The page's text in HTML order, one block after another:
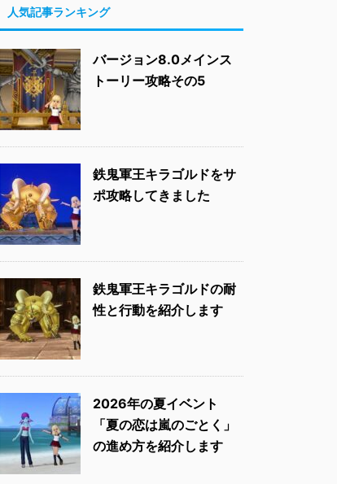
人気記事ランキング
バージョン8.0メインス
トーリー攻略その5
鉄鬼軍王キラゴルドをサ
ポ攻略してきました
鉄鬼軍王キラゴルドの耐
性と行動を紹介します
2026年の夏イベント
「夏の恋は嵐のごとく」
の進め方を紹介します